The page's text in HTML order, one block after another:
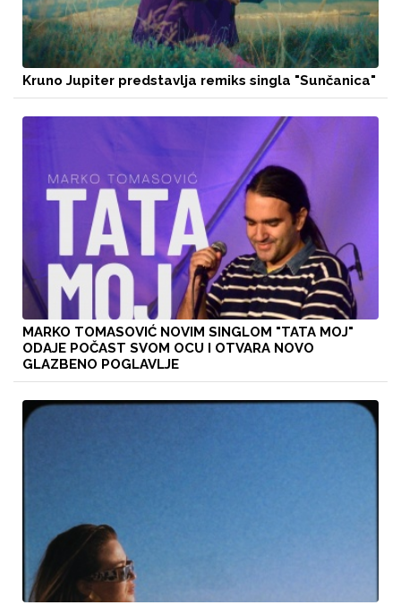
Kruno Jupiter predstavlja remiks singla "Sunčanica"
MARKO TOMASOVIĆ NOVIM SINGLOM "TATA MOJ"
ODAJE POČAST SVOM OCU I OTVARA NOVO
GLAZBENO POGLAVLJE